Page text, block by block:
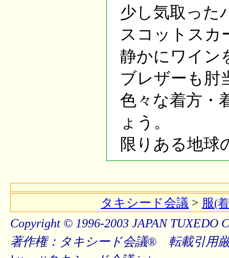
少し気取った
スコットスカ
静かにワイン
ブレザーも肘
色々な着方・
ょう。
限りある地球
タキシード会議 > 服(
Copyright © 1996-2003 JAPAN TUXEDO
著作権：タキシード会議® 転載引用